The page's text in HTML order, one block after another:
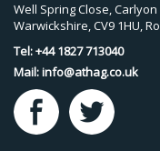
Well Spring Close,
Warwickshire, CV9 1HU,
Tel: +44 1827 713040
Mail:info@athag.co.uk